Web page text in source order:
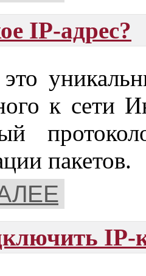
IP-адрес?
к сети
пакетов.
IP-